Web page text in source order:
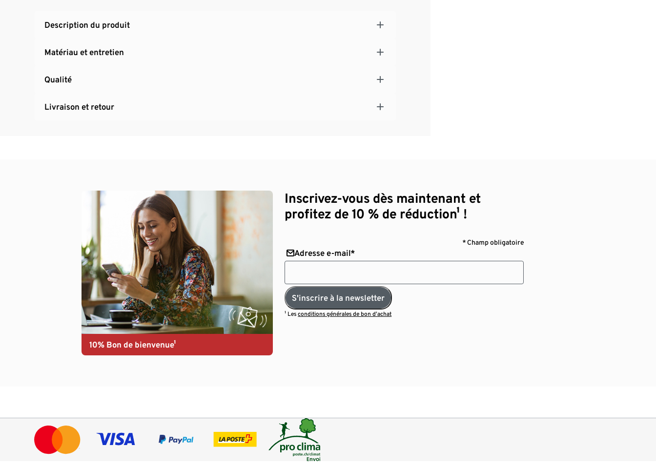
Description du produit
Matériau et entretien
Qualité
Livraison et retour
10% Bon de bienvenue¹
Inscrivez-vous dès maintenant et
profitez de 10 % de réduction¹ !
* Champ obligatoire
Adresse e-mail*
S'inscrire à la newsletter
¹ Lesconditions générales de bon d’achat